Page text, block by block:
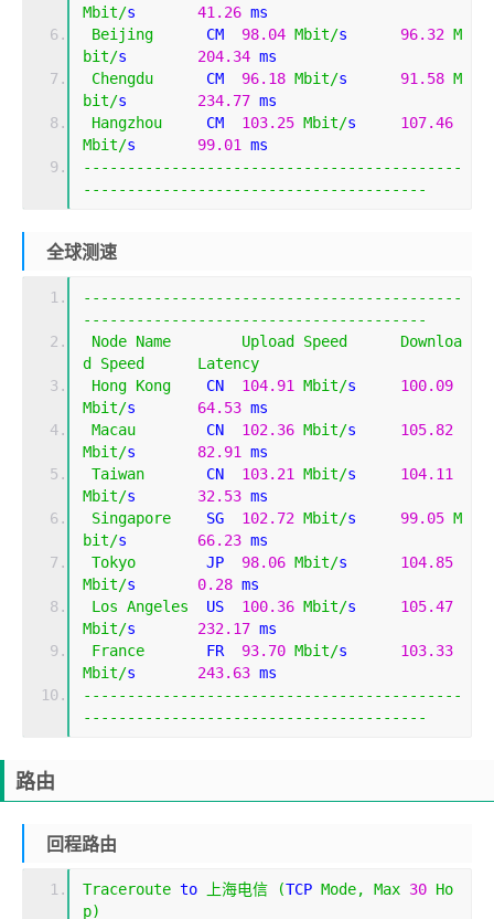
Mbit/s 41.26
Beijing
      CM
98.04 Mbit/s 96.32 M
bit/s 204.34
Chengdu
      CM
96.18 Mbit/s 91.58 M
bit/s 234.77
Hangzhou
     CM
103.25 Mbit/s 107.46
Mbit/s 99.01
-------------------------------------------
---------------------------------------
全球测速
-------------------------------------------
---------------------------------------
Node Name Upload Speed
Downloa
d
Speed
Latency
Hong Kong
    CN
104.91 Mbit/s 100.09
Mbit/s 64.53
Macau
        CN
102.36 Mbit/s 105.82
Mbit/s 82.91
Taiwan
       CN
103.21 Mbit/s 104.11
Mbit/s 32.53
Singapore
    SG
102.72 Mbit/s 99.05 M
bit/s 66.23
Tokyo
        JP
98.06 Mbit/s 104.85
Mbit/s 0.28
Los Angeles
  US
100.36 Mbit/s 105.47
Mbit/s 232.17
France
       FR
93.70 Mbit/s 103.33
Mbit/s 243.63
-------------------------------------------
---------------------------------------
路由
回程路由
Traceroute to 上海电信 (TCP Mode, Max 30 Ho
p)